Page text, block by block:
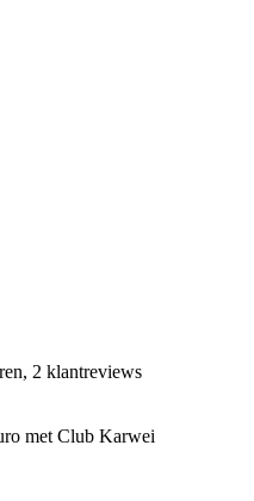
2 klantreviews
met Club Karwei